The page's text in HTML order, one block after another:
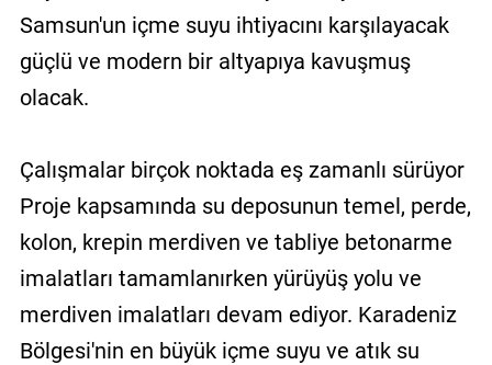
Samsun'un içme suyu ihtiyacını karşılayacak
güçlü ve modern bir altyapıya kavuşmuş
olacak.
Çalışmalar birçok noktada eş zamanlı sürüyor
Proje kapsamında su deposunun temel, perde,
kolon, krepin merdiven ve tabliye betonarme
imalatları tamamlanırken yürüyüş yolu ve
merdiven imalatları devam ediyor. Karadeniz
Bölgesi'nin en büyük içme suyu ve atık su